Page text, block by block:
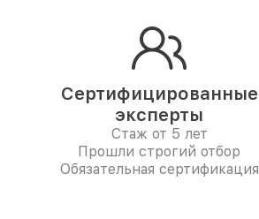
Сертифицированные
эксперты
Стаж от 5 лет
Прошли строгий отбор
Обязательная сертификация